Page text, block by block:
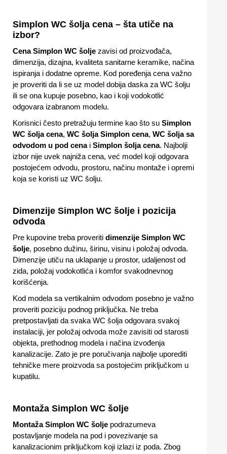
Simplon WC šolja cena – šta utiče na
izbor?
Cena Simplon WC šolje zavisi od proizvođača,
dimenzija, dizajna, kvaliteta sanitarne keramike, načina
ispiranja i dodatne opreme. Kod poređenja cena važno
je proveriti da li se uz model dobija daska za WC šolju
ili se ona kupuje posebno, kao i koji vodokotlić
odgovara izabranom modelu.
Korisnici često pretražuju termine kao što su Simplon
WC šolja cena, WC šolja Simplon cena, WC šolja sa
odvodom u pod cenai Simplon šolja cena. Najbolji
izbor nije uvek najniža cena, već model koji odgovara
postojećem odvodu, prostoru, načinu montaže i opremi
koja se koristi uz WC šolju.
Dimenzije Simplon WC šolje i pozicija
odvoda
Pre kupovine treba proveriti dimenzije Simplon WC
šolje, posebno dužinu, širinu, visinu i položaj odvoda.
Dimenzije utiču na uklapanje u prostor, udaljenost od
zida, položaj vodokotlića i komfor svakodnevnog
korišćenja.
Kod modela sa vertikalnim odvodom posebno je važno
proveriti poziciju podnog priključka. Ne treba
pretpostavljati da svaka WC šolja odgovara svakoj
instalaciji, jer položaj odvoda može zavisiti od starosti
objekta, prethodnog modela i načina izvođenja
kanalizacije. Zato je pre poručivanja najbolje uporediti
tehničke mere proizvoda sa postojećim priključkom u
kupatilu.
Montaža Simplon WC šolje
Montaža Simplon WC šolje podrazumeva
postavljanje modela na pod i povezivanje sa
kanalizacionim priključkom koji izlazi iz poda. Zbog